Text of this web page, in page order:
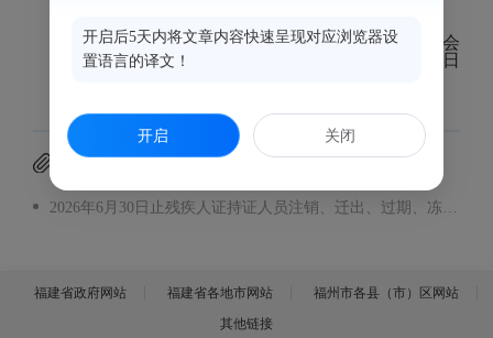
福州市鼓楼区残疾人联合会
2026年6月30日
附件下载
2026年6月30日止残疾人证持证人员注销、迁出、过期、冻结动态变化名单.xlsx
福建省政府网站 福建省各地市网站
福州市各县（市）区网站
其他链接
开启后5天内将文章内容快速呈现对应浏览器设
置语言的译文！
开启 关闭